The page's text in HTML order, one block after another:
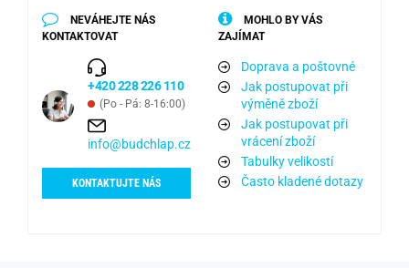
NEVÁHEJTE NÁS
KONTAKTOVAT
+420 228 226 110
(Po - Pá: 8-16:00)
info@budchlap.cz
KONTAKTUJTE NÁS
MOHLO BY VÁS
ZAJÍMAT
Doprava a poštovné
Jak postupovat při
výměně zboží
Jak postupovat při
vrácení zboží
Tabulky velikostí
Často kladené dotazy